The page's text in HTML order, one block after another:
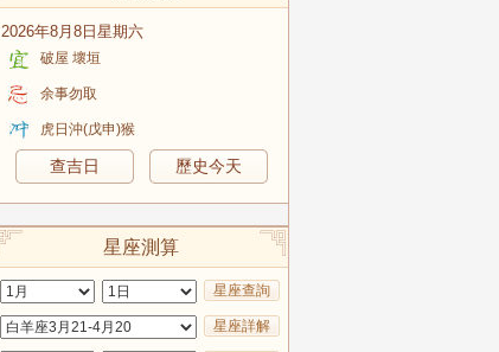
2026年8月8日星期六
破屋 壞垣
余事勿取
虎日沖(戊申)猴
查吉日 歷史今天
星座測算
星座查詢
星座詳解